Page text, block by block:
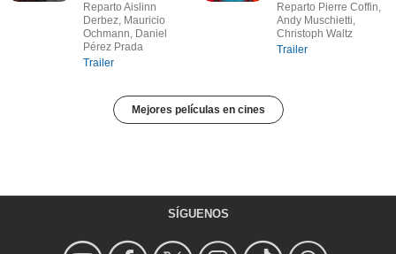
Reparto Aislinn
Derbez, Mauricio
Ochmann, Daniel
Pérez Prada
Trailer
Reparto Pierre Coffin,
Andy Muschietti,
Christoph Waltz
Trailer
Mejores películas en cines
SÍGUENOS